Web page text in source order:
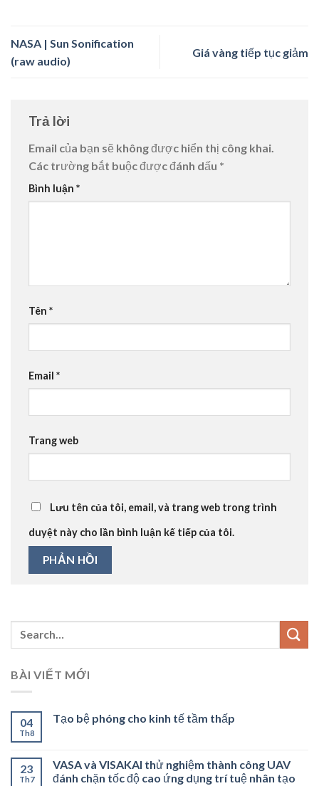
NASA | Sun Sonification
(raw audio)
Giá vàng tiếp tục giảm
Trả lời
Email của bạn sẽ không được hiển thị công khai.
Các trường bắt buộc được đánh dấu *
Bình luận *
Tên *
Email *
Trang web
Lưu tên của tôi, email, và trang web trong trình
duyệt này cho lần bình luận kế tiếp của tôi.
BÀI VIẾT MỚI
04
Th8
Tạo bệ phóng cho kinh tế tầm thấp
23
Th7
VASA và VISAKAI thử nghiệm thành công UAV
đánh chặn tốc độ cao ứng dụng trí tuệ nhân tạo